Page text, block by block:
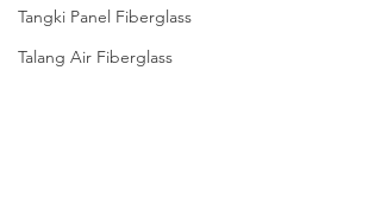
Tangki Panel Fiberglass
Talang Air Fiberglass